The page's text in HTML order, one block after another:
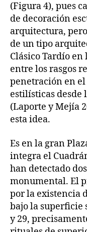
(Figura 4), pues
de decoración
arquitectura,
de un tipo
Clásico Tardío
entre los rasgos
penetración en
estilísticas desde
(Laporte y Mejía
esta idea.
Es en la gran
integra el
han detectado
monumental. El
por la existencia
bajo la superficie
y 29,